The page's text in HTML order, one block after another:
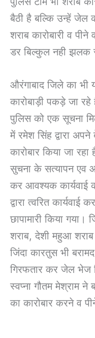
बैठी है बल्कि उन्हें जेल
शराब कारोबारी व
डर बिल्कुल नही झलक
औरंगाबाद जिले का भी
कारोबाड़ी पकड़े जा रहे
पुलिस को एक सूचना
में रमेश सिंह द्वारा
कारोबार किया जा
सुचना के सत्यापन एव
कर आवश्यक कार्यवाई
द्वारा त्वरित
छापामारी किया गया।
शराब, देशी महुआ
जिंदा कारतुस भी
गिरफतार कर जेल भेज
स्वप्ना गौतम मेश्राम ने
का कारोबार करने व